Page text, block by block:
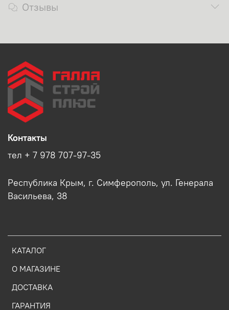
Отзывы
КАТАЛОГ
О МАГАЗИНЕ
ДОСТАВКА
ГАРАНТИЯ
Контакты
тел + 7 978 707-97-35
Республика Крым, г. Симферополь, ул. Генерала
Васильева, 38